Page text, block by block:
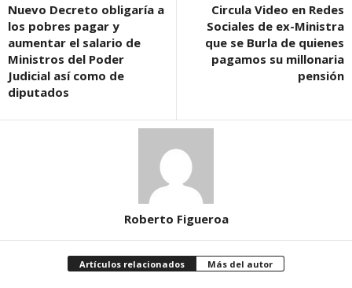
Nuevo Decreto obligaría a
los pobres pagar y
aumentar el salario de
Ministros del Poder
Judicial así como de
diputados
Circula Video en Redes
Sociales de ex-Ministra
que se Burla de quienes
pagamos su millonaria
pensión
Roberto Figueroa
Artículos relacionados Más del autor